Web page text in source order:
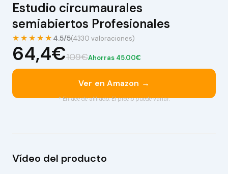
Estudio circumaurales
semiabiertos Profesionales
★★★★★ 4.5/5(4330 valoraciones)
64,4€109€Ahorras 45.00€
Ver en Amazon →
* Enlace de afiliado. El precio puede variar.
Vídeo del producto